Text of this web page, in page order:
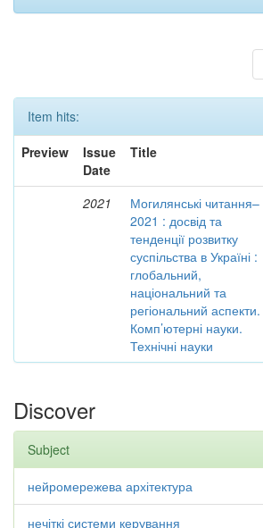
Item hits:
Preview
Issue
Date
Title
2021
Могилянські читання–
2021 : досвід та
тенденції розвитку
суспільства в Україні :
глобальний,
національний та
регіональний аспекти.
Комп’ютерні науки.
Технічні науки
Discover
Subject
нейромережева архітектура
нечіткі системи керування